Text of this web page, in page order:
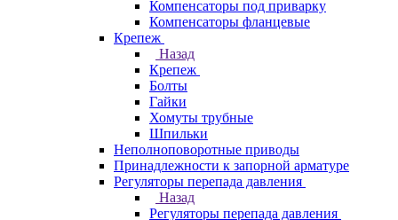
Компенсаторы под приварку
Компенсаторы фланцевые
Крепеж
Назад
Крепеж
Болты
Гайки
Хомуты трубные
Шпильки
Неполноповоротные приводы
Принадлежности к запорной арматуре
Регуляторы перепада давления
Назад
Регуляторы перепада давления